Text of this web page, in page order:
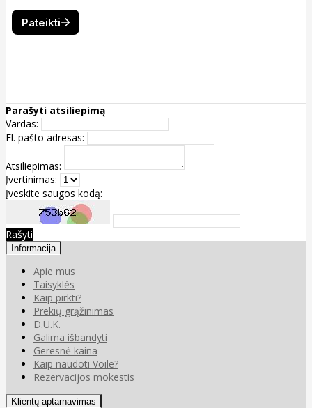
Parašyti atsiliepimą
Vardas:
El. pašto adresas:
Atsiliepimas:
Įvertinimas:
Įveskite saugos kodą:
Rašyti
Informacija
Apie mus
Taisyklės
Kaip pirkti?
Prekių grąžinimas
D.U.K.
Galima išbandyti
Geresnė kaina
Kaip naudoti Voile?
Rezervacijos mokestis
Klientų aptarnavimas